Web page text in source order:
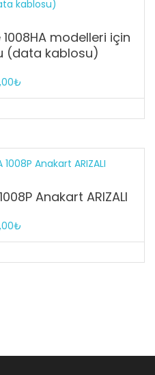
1008HA modelleri için
(data kablosu)
₺
Anakart ARIZALI
₺